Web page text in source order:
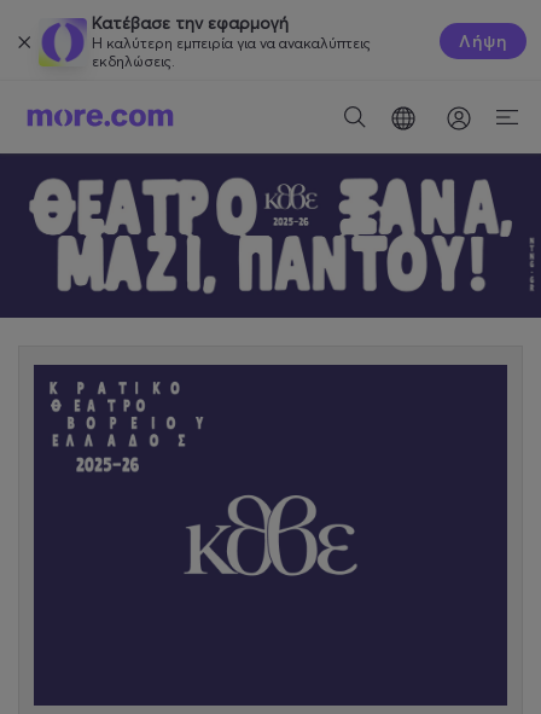
Κατέβασε την εφαρμογή
Η καλύτερη εμπειρία για να ανακαλύπτεις
εκδηλώσεις.
Λήψη